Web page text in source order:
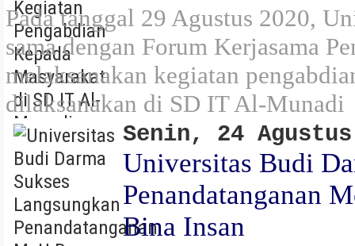
Pada tanggal 29 Agustus 2020,
sama dengan Forum Kerjasama
melaksanakan kegiatan
dilaksanakan di SD IT Al-Munadi
Senin, 24
Universitas Budi
Penandatanganan
Bina Insan